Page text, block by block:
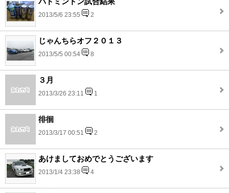
2013/5/6 23:55 2
じゃんちらオフ２０１３
2013/5/5 00:54 8
３月
2013/3/26 23:11 1
徘徊
2013/3/17 00:51 2
あけましておめでとうございます
2013/1/4 23:38 4